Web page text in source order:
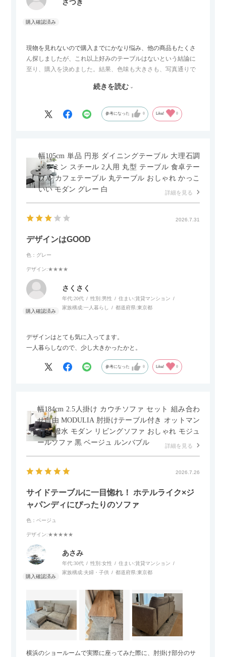
さつき
現物を見れないので購入までにかなり悩み、他の商品もたくさ
ん探しましたが、これ以上好みのテーブルはないという結論に
至り、購入を決めました。結果、色味も大きさも、写真通りで
セラミック天板が思った以上に滑りが良く、汚れも拭きやすい
はいけないかもしれません。天板が冷たいので冬にどうなるの
かなというのも気になります。
続きを読む
参考になった 0 Like! 0
幅105cm 単品 円形 ダイニングテーブル 大理石調
メラミン スチール 2人用 丸型 テーブル 食卓テー
ブル カフェテーブル 丸テーブル おしゃれ かっこ
いい モダン グレー 白
詳細を見る
2026.7.31
デザインはGOOD
色：グレー
デザイン:★★★★
さくさく
年代:20代 性別:男性 住まい:賃貸マンション
家族構成:一人暮らし 都道府県:東京都
デザインはとても気に入ってます。
一人暮らしなので、少し大きかったかと。
参考になった 0 Like! 0
幅184cm 2.5人掛け カウチソファ セット 組み合わ
せ自由 MODULIA 肘掛けテーブル付き オットマン
付き 撥水 モダン リビングソファ おしゃれ モジュ
ールソファ 黒 ベージュ ルンバブル
詳細を見る
2026.7.26
サイドテーブルに一目惚れ！ ホテルライク×ジ
ャパンディにぴったりのソファ
色：ベージュ
デザイン:★★★★★
あさみ
年代:30代 性別:女性 住まい:賃貸マンション
家族構成:夫婦・子供 都道府県:東京都
横浜のショールームで実際に座ってみた際に、肘掛け部分のサ